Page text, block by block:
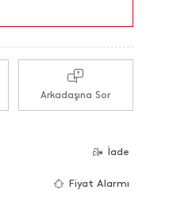
Arkadaşına Sor
İade
Fiyat Alarmı